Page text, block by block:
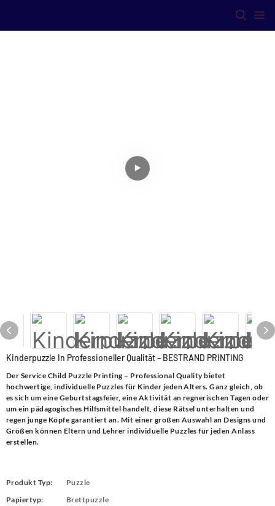
Kinderpuzzle In Professioneller Qualität – BESTRAND PRINTING
Der Service Child Puzzle Printing – Professional Quality bietet
hochwertige, individuelle Puzzles für Kinder jeden Alters. Ganz gleich, ob
es sich um eine Geburtstagsfeier, eine Aktivität an regnerischen Tagen oder
um ein pädagogisches Hilfsmittel handelt, diese Rätsel unterhalten und
regen junge Köpfe garantiert an. Mit einer großen Auswahl an Designs und
Größen können Eltern und Lehrer individuelle Puzzles für jeden Anlass
erstellen.
Produkt Typ:
Puzzle
Papiertyp:
Brettpuzzle